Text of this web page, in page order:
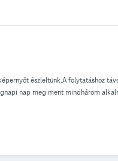
észleltünk.A folytatáshoz
nap meg ment mindhárom